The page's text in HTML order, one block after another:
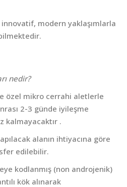
modern yaklaşımlarla
nedir?
özel mikro cerrahi aletlerle
2-3 günde iyileşme
kalmayacaktır .
alanın ihtiyacına göre
edilebilir.
kodlanmış (non androjenik)
kök alınarak